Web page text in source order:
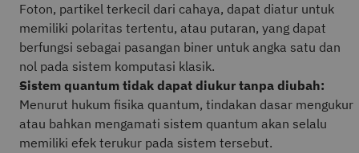
Foton, partikel terkecil dari cahaya, dapat diatur untuk
memiliki polaritas tertentu, atau putaran, yang dapat
berfungsi sebagai pasangan biner untuk angka satu dan
nol pada sistem komputasi klasik.
Sistem quantum tidak dapat diukur tanpa diubah:
Menurut hukum fisika quantum, tindakan dasar mengukur
atau bahkan mengamati sistem quantum akan selalu
memiliki efek terukur pada sistem tersebut.